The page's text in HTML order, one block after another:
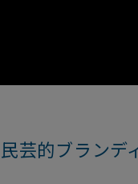
民芸的ブランデ